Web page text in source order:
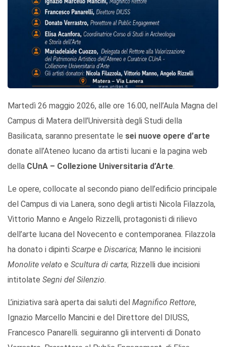
Martedì 26 maggio 2026, alle ore 16.00, nell’Aula Magna del
Campus di Matera dell’Università degli Studi della
Basilicata, saranno presentate le sei nuove opere d’arte
donate all’Ateneo lucano da artisti lucani e la pagina web
della CUnA – Collezione Universitaria d’Arte.
Le opere, collocate al secondo piano dell’edificio principale
del Campus di via Lanera, sono degli artisti Nicola Filazzola,
Vittorio Manno e Angelo Rizzelli, protagonisti di rilievo
dell’arte lucana del Novecento e contemporanea. Filazzola
ha donato i dipinti Scarpe e Discarica; Manno le incisioni
Monolite velato e Scultura di carta; Rizzelli due incisioni
intitolate Segni del Silenzio.
L’iniziativa sarà aperta dai saluti del Magnifico Rettore,
Ignazio Marcello Mancini e del Direttore del DIUSS,
Francesco Panarelli. seguiranno gli interventi di Donato